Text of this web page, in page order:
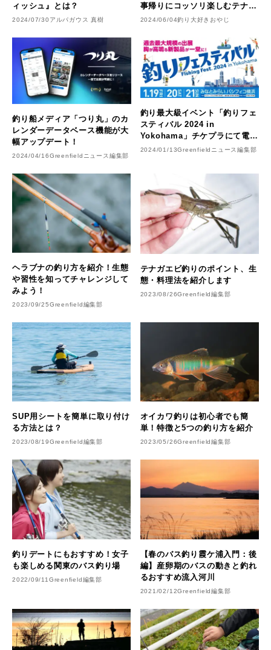
ィッシュ』とは？
2024/07/30 アルパガウス 真樹
事帰りにコッソリ楽しむテナガ
エビ釣り
2024/06/04釣り大好きおやじ
釣り船メディア「つり丸」のカ
レンダーデータベース機能が大
幅アップデート！
2024/04/16Greenfieldニュース編集部
釣り最大級イベント「釣りフェ
スティバル 2024 in
Yokohama」チケプラにて電子
チケット販売中
2024/01/13Greenfieldニュース編集部
ヘラブナの釣り方を紹介！生態
や習性を知ってチャレンジして
みよう！
2023/09/25Greenfield編集部
テナガエビ釣りのポイント、生
態・料理法を紹介します
2023/08/26Greenfield編集部
SUP用シートを簡単に取り付け
る方法とは？
2023/08/19Greenfield編集部
オイカワ釣りは初心者でも簡
単！特徴と5つの釣り方を紹介
2023/05/26Greenfield編集部
釣りデートにもおすすめ！女子
も楽しめる関東のバス釣り場
2022/09/11 Greenfield編集部
【春のバス釣り霞ケ浦入門：後
編】産卵期のバスの動きと釣れ
るおすすめ流入河川
2021/02/12Greenfield編集部